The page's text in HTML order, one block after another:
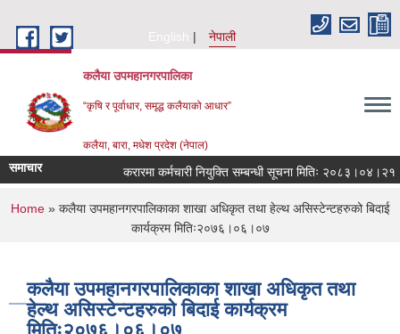
English
नेपाली
कलैया उपमहानगरपालिका
“कृषि र पूर्वाधार, समृद्ध कलैयाको आधार”
कलैया, बारा, मधेश प्रदेश (नेपाल)
समाचार करारमा कर्मचारी नियुक्ति सम्बन्धी सूचना मितिः २०८३।०४।२१
You are here
Home» कलैया उपमहानगरपालिकाका शाखा अधिकृत तथा हेल्थ असिस्टेन्टहरुको बिदाई
कार्यक्रम मितिः२०७६।०६।०७
कलैया उपमहानगरपालिकाका शाखा अधिकृत तथा
हेल्थ असिस्टेन्टहरुको बिदाई कार्यक्रम